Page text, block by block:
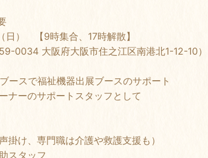
） 【9時集合、17時解散】
0034 大阪府大阪市住之江区南港北1-12-10）
福祉機器出展ブースのサポート
のサポートスタッフとして
専門職は介護や救護支援も）
タッフ